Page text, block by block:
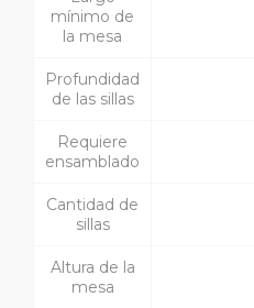
mínimo de
la mesa
Profundidad
de las sillas
Requiere
ensamblado
Cantidad de
sillas
Altura de la
mesa